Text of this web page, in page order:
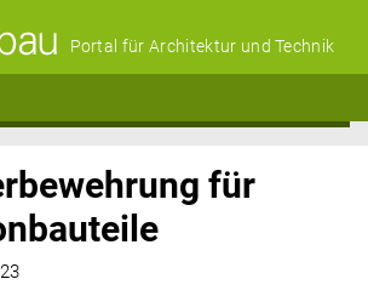
Portal für Architektur und Technik
für